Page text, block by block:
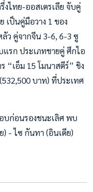
ไทย-ออสเตรเลีย จับคู่
เป็นคู่มือวาง 1 ของ
ลัว คู่จากจีน 3-6, 6-3 ซู
แรก ประเภทชายคู่ ศึกไอ
“เอ็ม 15 โมนาสตีร์” ชิง
บาท) ที่ประเทศ
บก่อนรองชนะเลิศ พบ
) - ไซ กันทา (อินเดีย)